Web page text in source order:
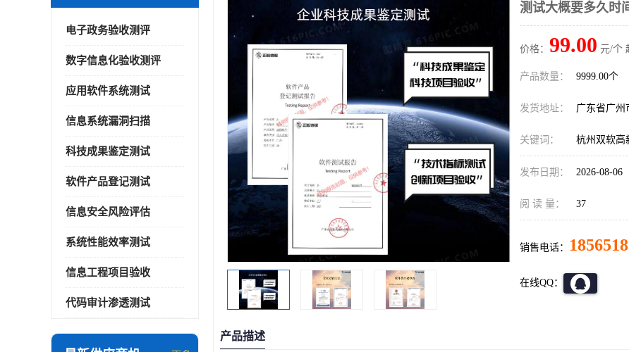
电子政务验收测评
数字信息化验收测评
应用软件系统测试
信息系统漏洞扫描
科技成果鉴定测试
软件产品登记测试
信息安全风险评估
系统性能效率测试
信息工程项目验收
代码审计渗透测试
测试大概要多久时
价格： 99.00 元/个
产品数量： 9999.00个
发货地址： 广东省广州
关键词： 杭州双软高
发布日期： 2026-08-06
阅 读 量： 37
销售电话：
在线QQ：
产品描述